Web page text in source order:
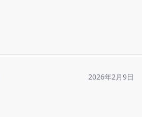
2026年2月9日